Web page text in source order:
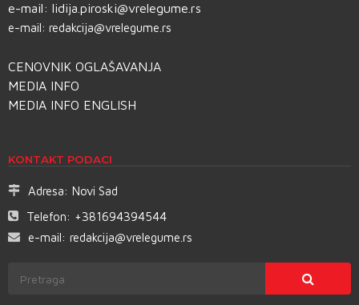
e-mail: lidija.piroski@vrelegume.rs
e-mail: redakcija@vrelegume.rs
CENOVNIK OGLAŠAVANJA
MEDIA INFO
MEDIA INFO ENGLISH
KONTAKT PODACI
Adresa: Novi Sad
Telefon: +381694394544
e-mail: redakcija@vrelegume.rs